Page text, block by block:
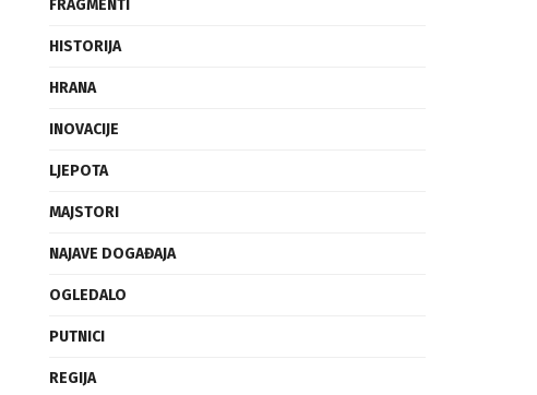
FRAGMENTI
HISTORIJA
HRANA
INOVACIJE
LJEPOTA
MAJSTORI
NAJAVE DOGAĐAJA
OGLEDALO
PUTNICI
REGIJA